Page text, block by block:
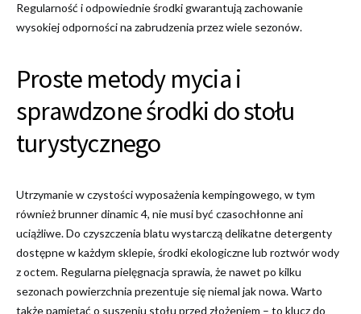
Regularność i odpowiednie środki gwarantują zachowanie
wysokiej odporności na zabrudzenia przez wiele sezonów.
Proste metody mycia i
sprawdzone środki do stołu
turystycznego
Utrzymanie w czystości wyposażenia kempingowego, w tym
również brunner dinamic 4, nie musi być czasochłonne ani
uciążliwe. Do czyszczenia blatu wystarczą delikatne detergenty
dostępne w każdym sklepie, środki ekologiczne lub roztwór wody
z octem. Regularna pielęgnacja sprawia, że nawet po kilku
sezonach powierzchnia prezentuje się niemal jak nowa. Warto
także pamiętać o suszeniu stołu przed złożeniem – to klucz do